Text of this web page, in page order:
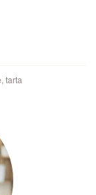
, tarta